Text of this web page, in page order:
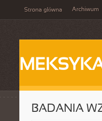
Strona główna Archiwum
BADANIA